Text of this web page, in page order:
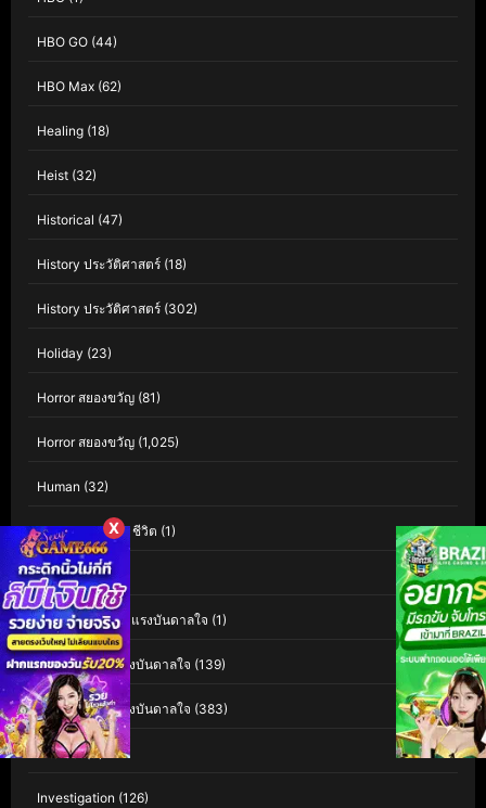
HBO GO (44)
HBO Max (62)
Healing (18)
Heist (32)
Historical (47)
History ประวัติศาสตร์ (18)
History ประวัติศาสตร์ (302)
Holiday (23)
Horror สยองขวัญ (81)
Horror สยองขวัญ (1,025)
Human (32)
Human Interest ชีวิต (1)
Indie อินดี้(1)
Inspiration สร้างแรงบันดาลใจ (1)
Inspirational แรงบันดาลใจ (139)
Inspirational แรงบันดาลใจ (383)
Interest(3)
Investigation (126)
X